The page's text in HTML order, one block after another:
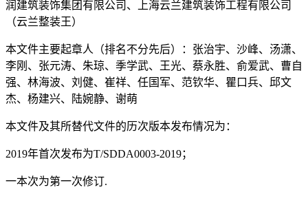
润建筑装饰集团有限公司、上海云兰建筑装饰工程有限公司
（云兰整装王）
本文件主要起章人（排名不分先后）：张治宇、沙峰、汤潇、
李刚、张元涛、朱琼、季学武、王光、蔡永胜、俞爱武、曹自
强、林海波、刘健、崔祥、任国军、范钦华、瞿口兵、邱文
杰、杨建兴、陆婉静、谢萌
本文件及其所替代文件的历次版本发布情况为：
2019年首次发布为T/SDDA0003-2019；
一本次为第一次修订.